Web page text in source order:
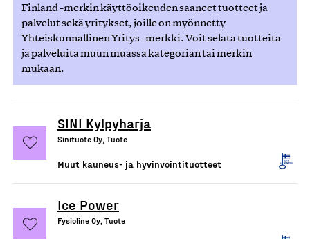
Finland -merkin käyttöoikeuden saaneet tuotteet ja
palvelut sekä yritykset, joille on myönnetty
Yhteiskunnallinen Yritys -merkki. Voit selata tuotteita
ja palveluita muun muassa kategorian tai merkin
mukaan.
SINI Kylpyharja
Sinituote Oy, Tuote
Muut kauneus- ja hyvinvointituotteet
Ice Power
Fysioline Oy, Tuote